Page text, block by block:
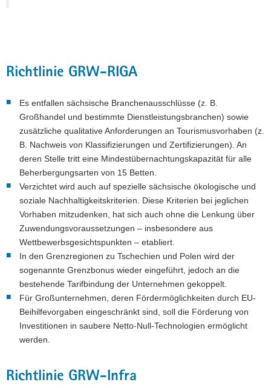
Richtlinie GRW-RIGA
Es entfallen sächsische Branchenausschlüsse (z. B.
Großhandel und bestimmte Dienstleistungsbranchen) sowie
zusätzliche qualitative Anforderungen an Tourismusvorhaben (z.
B. Nachweis von Klassifizierungen und Zertifizierungen). An
deren Stelle tritt eine Mindestübernachtungskapazität für alle
Beherbergungsarten von 15 Betten.
Verzichtet wird auch auf spezielle sächsische ökologische und
soziale Nachhaltigkeitskriterien. Diese Kriterien bei jeglichen
Vorhaben mitzudenken, hat sich auch ohne die Lenkung über
Zuwendungsvoraussetzungen – insbesondere aus
Wettbewerbsgesichtspunkten – etabliert.
In den Grenzregionen zu Tschechien und Polen wird der
sogenannte Grenzbonus wieder eingeführt, jedoch an die
bestehende Tarifbindung der Unternehmen gekoppelt.
Für Großunternehmen, deren Fördermöglichkeiten durch EU-
Beihilfevorgaben eingeschränkt sind, soll die Förderung von
Investitionen in saubere Netto-Null-Technologien ermöglicht
werden.
Richtlinie GRW-Infra